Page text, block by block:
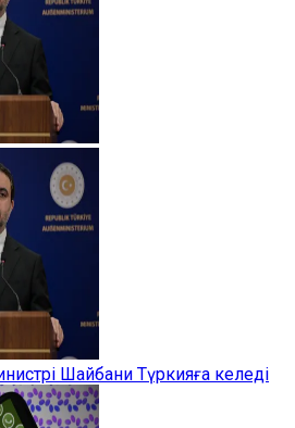
Шайбани Түркияға келеді